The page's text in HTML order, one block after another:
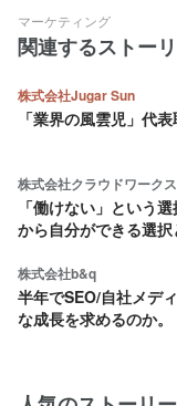
マーケティング
関連するストー
株式会社Jugar Sun
「業界の風雲児」代
株式会社クラウドワークス
「働けない」という
から自分ができる選択
株式会社b&q
半年でSEO/自社メデ
な成長を求めるのか。